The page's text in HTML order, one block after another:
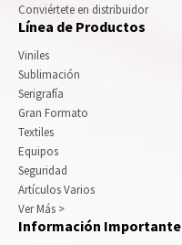
Conviértete en distribuidor
Línea de Productos
Viniles
Sublimación
Serigrafía
Gran Formato
Textiles
Equipos
Seguridad
Artículos Varios
Ver Más >
Información Importante